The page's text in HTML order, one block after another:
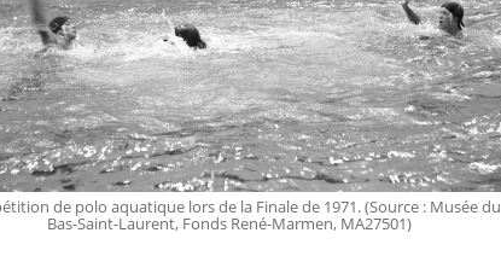
de polo aquatique lors de la Finale de 1971. (Source : Musée du
Bas-Saint-Laurent, Fonds René-Marmen, MA27501)